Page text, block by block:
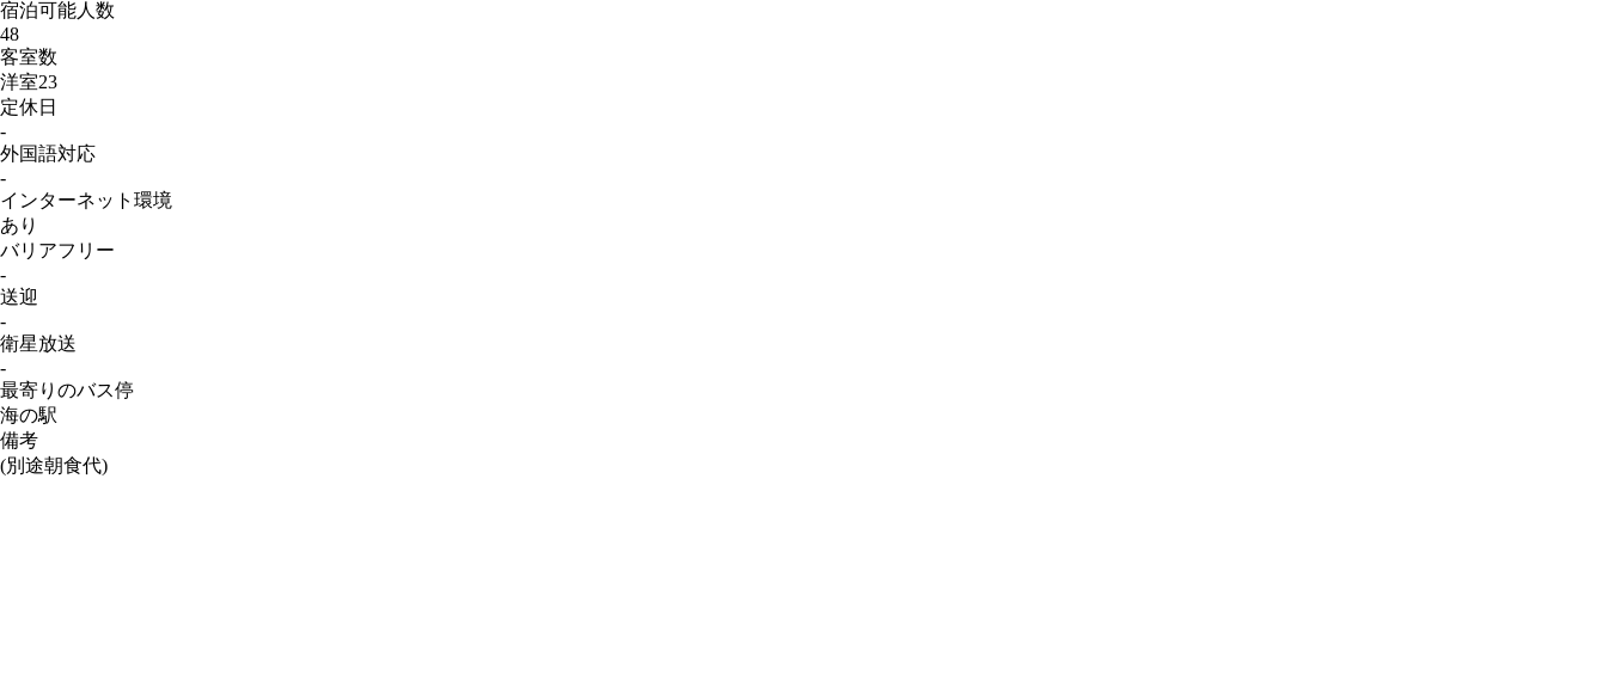
宿泊可能人数
48
客室数
洋室23
定休日
-
外国語対応
-
インターネット 環境
あり
バリアフリー
-
送迎
-
衛星放送
-
最寄りのバス停
海の駅
備考
(別途朝食代)